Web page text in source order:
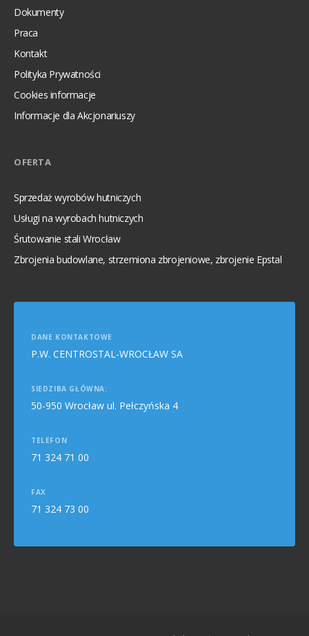
Dokumenty
Praca
Kontakt
Polityka Prywatności
Cookies informacje
Informacje dla Akcjonariuszy
OFERTA
Sprzedaż wyrobów hutniczych
Usługi na wyrobach hutniczych
Śrutowanie stali Wrocław
Zbrojenia budowlane, strzemiona zbrojeniowe, zbrojenie Epstal
DANE KONTAKTOWE
P.W. CENTROSTAL-WROCŁAW SA
SIEDZIBA GŁÓWNA:
50-950 Wrocław ul. Pełczyńska 4
TELEFON
71 324 71 00
FAX
71 324 73 00